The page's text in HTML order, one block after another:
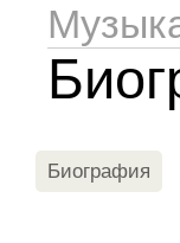
Биография